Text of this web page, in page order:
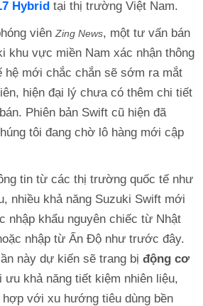
Hybrid tại thị trường Việt Nam.
viênZing News, một tư vấn bán
khu vực miền Nam xác nhận thông
hệ mới chắc chắn sẽ sớm ra mắt
hiện đại lý chưa có thêm chi tiết
Phiên bản Swift cũ hiện đã
tôi đang chờ lô hàng mới cập
tin từ các thị trường quốc tế như
nhiều khả năng Suzuki Swift mới
nhập khẩu nguyên chiếc từ Nhật
nhập từ Ấn Độ như trước đây.
này dự kiến sẽ trang bị động cơ
ưu khả năng tiết kiệm nhiên liệu,
hợp với xu hướng tiêu dùng bền